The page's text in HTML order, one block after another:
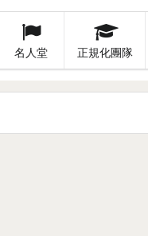
名人堂 正規化團隊